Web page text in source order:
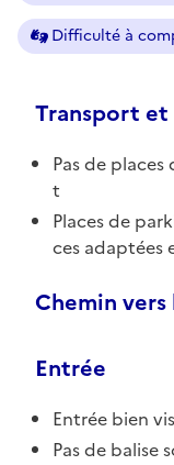
Difficulté à
Transport
Pas de
t
Places de
ces adaptées
Chemin
Entrée
Entrée bien
Pas de balise